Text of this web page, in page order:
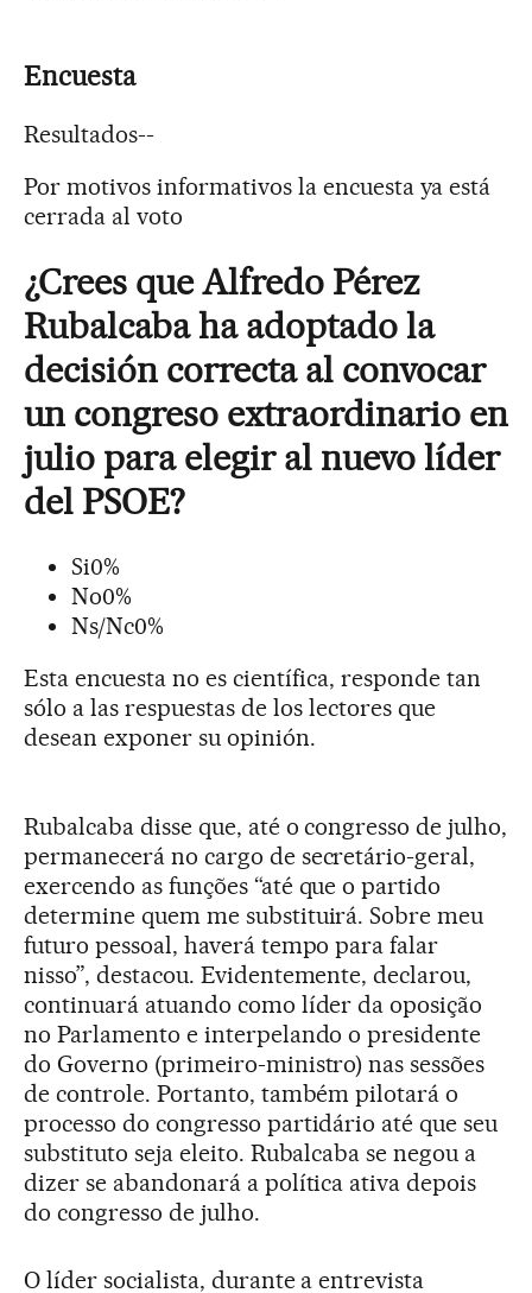
Encuesta
Resultados--
Por motivos informativos la encuesta ya está
cerrada al voto
¿Crees que Alfredo Pérez
Rubalcaba ha adoptado la
decisión correcta al convocar
un congreso extraordinario en
julio para elegir al nuevo líder
del PSOE?
Si0%
No0%
Ns/Nc0%
Esta encuesta no es científica, responde tan
sólo a las respuestas de los lectores que
desean exponer su opinión.
Rubalcaba disse que, até o congresso de julho,
permanecerá no cargo de secretário-geral,
exercendo as funções “até que o partido
determine quem me substituirá. Sobre meu
futuro pessoal, haverá tempo para falar
nisso”, destacou. Evidentemente, declarou,
continuará atuando como líder da oposição
no Parlamento e interpelando o presidente
do Governo (primeiro-ministro) nas sessões
de controle. Portanto, também pilotará o
processo do congresso partidário até que seu
substituto seja eleito. Rubalcaba se negou a
dizer se abandonará a política ativa depois
do congresso de julho.
O líder socialista, durante a entrevista